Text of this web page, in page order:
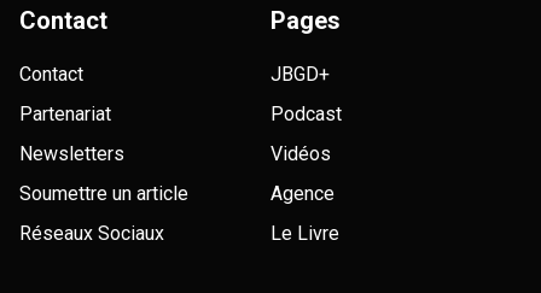
Contact
Contact
Partenariat
Newsletters
Soumettre un article
Réseaux Sociaux
Pages
JBGD+
Podcast
Vidéos
Agence
Le Livre